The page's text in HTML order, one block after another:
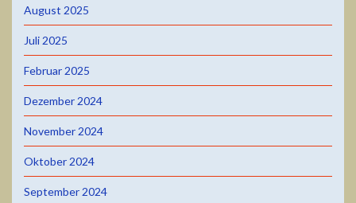
August 2025
Juli 2025
Februar 2025
Dezember 2024
November 2024
Oktober 2024
September 2024